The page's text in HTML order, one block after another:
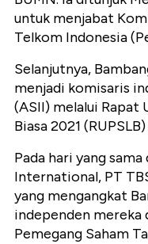
untuk menjabat
Telkom Indonesia
Selanjutnya,
menjadi komisaris
(ASII) melalui Rapat
Biasa 2021
Pada hari yang
International, PT
yang mengangkat
independen mereka
Pemegang Saham